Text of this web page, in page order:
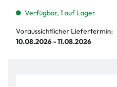
Verfügbar, 1 auf Lager
Voraussichtlicher Liefertermin:
10.08.2026 - 11.08.2026